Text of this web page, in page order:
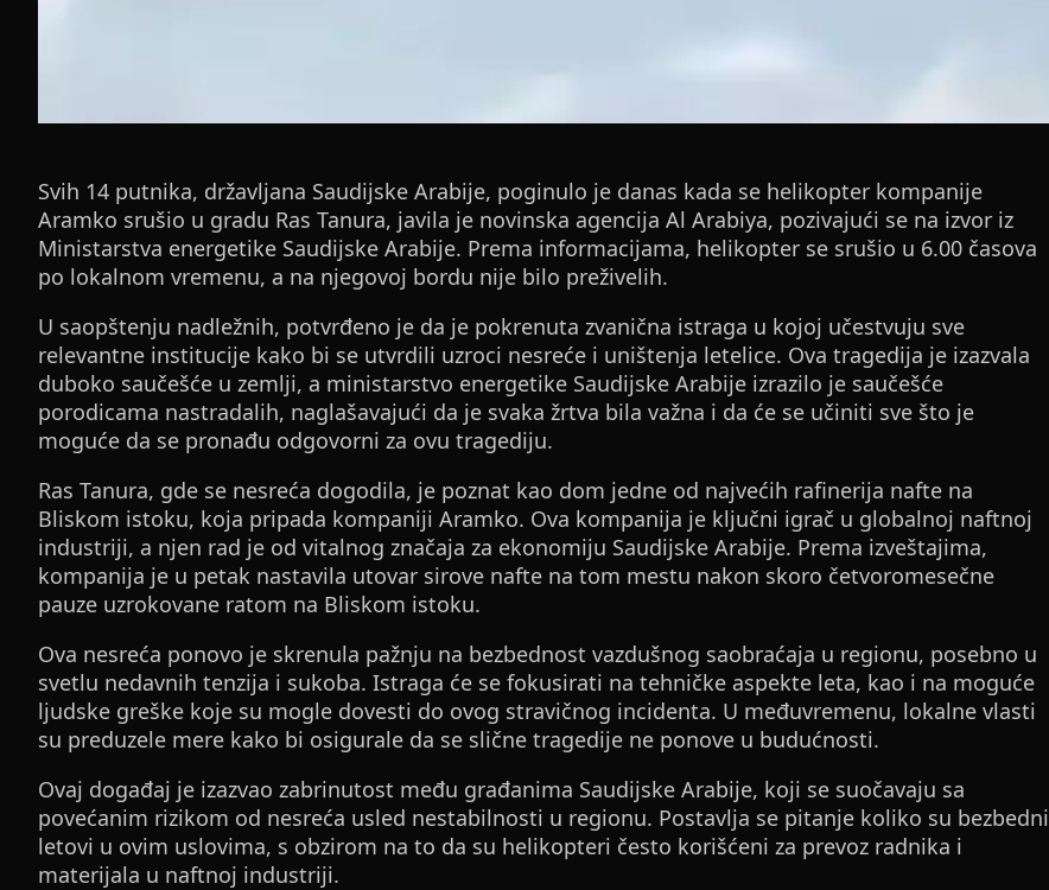
Svih 14 putnika, državljana Saudijske Arabije, poginulo je danas kada se helikopter kompanije
Aramko srušio u gradu Ras Tanura, javila je novinska agencija Al Arabiya, pozivajući se na izvor iz
Ministarstva energetike Saudijske Arabije. Prema informacijama, helikopter se srušio u 6.00 časova
po lokalnom vremenu, a na njegovoj bordu nije bilo preživelih.
U saopštenju nadležnih, potvrđeno je da je pokrenuta zvanična istraga u kojoj učestvuju sve
relevantne institucije kako bi se utvrdili uzroci nesreće i uništenja letelice. Ova tragedija je izazvala
duboko saučešće u zemlji, a ministarstvo energetike Saudijske Arabije izrazilo je saučešće
porodicama nastradalih, naglašavajući da je svaka žrtva bila važna i da će se učiniti sve što je
moguće da se pronađu odgovorni za ovu tragediju.
Ras Tanura, gde se nesreća dogodila, je poznat kao dom jedne od najvećih rafinerija nafte na
Bliskom istoku, koja pripada kompaniji Aramko. Ova kompanija je ključni igrač u globalnoj naftnoj
industriji, a njen rad je od vitalnog značaja za ekonomiju Saudijske Arabije. Prema izveštajima,
kompanija je u petak nastavila utovar sirove nafte na tom mestu nakon skoro četvoromesečne
pauze uzrokovane ratom na Bliskom istoku.
Ova nesreća ponovo je skrenula pažnju na bezbednost vazdušnog saobraćaja u regionu, posebno u
svetlu nedavnih tenzija i sukoba. Istraga će se fokusirati na tehničke aspekte leta, kao i na moguće
ljudske greške koje su mogle dovesti do ovog stravičnog incidenta. U međuvremenu, lokalne vlasti
su preduzele mere kako bi osigurale da se slične tragedije ne ponove u budućnosti.
Ovaj događaj je izazvao zabrinutost među građanima Saudijske Arabije, koji se suočavaju sa
povećanim rizikom od nesreća usled nestabilnosti u regionu. Postavlja se pitanje koliko su bezbedni
letovi u ovim uslovima, s obzirom na to da su helikopteri često korišćeni za prevoz radnika i
materijala u naftnoj industriji.